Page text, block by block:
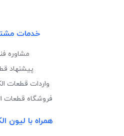
خدمات
مشاوره
پیشنهاد
واردات قطعات
فروشگاه قطعات
همراه با لیون